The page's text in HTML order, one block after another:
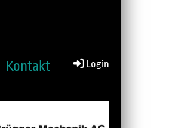
Kontakt Login